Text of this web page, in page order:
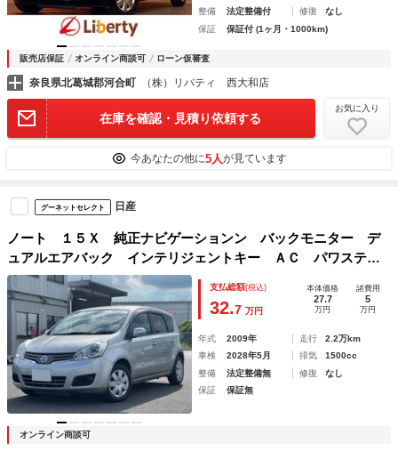
整備
法定整備付 修復
なし
保証
保証付 (1ヶ月・1000km)
販売店保証 オンライン商談可 ローン仮審査
奈良県北葛城郡河合町 （株）リバティ 西大和店
在庫を確認・見積り依頼する
お気に入り
今あなたの他に5人が見ています
グーネットセレクト 日産
ノート １５Ｘ 純正ナビゲーションン バックモニター デ
ュアルエアバック インテリジェントキー ＡＣ パワステ
キーレスエントリーシステム パワーウィンド ＡＢＳ 衝突
安全ボディ 盗難防止システム 運転席エアバック
支払総額(税込)
32.7 万円
本体価格
27.7
万円
諸費用
5
万円
年式 2009年 走行
2.2万km
車検
2028年5月 排気
1500cc
整備
法定整備無 修復
なし
保証
保証無
オンライン商談可